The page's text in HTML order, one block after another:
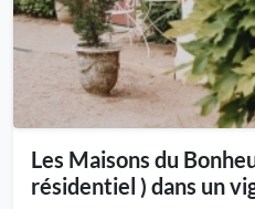
Les Maisons du
résidentiel ) dans un